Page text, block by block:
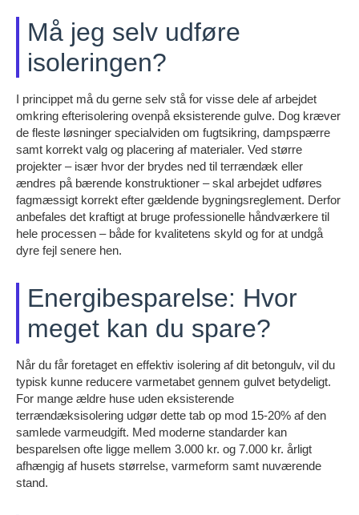
Må jeg selv udføre
isoleringen?
I princippet må du gerne selv stå for visse dele af arbejdet
omkring efterisolering ovenpå eksisterende gulve. Dog kræver
de fleste løsninger specialviden om fugtsikring, dampspærre
samt korrekt valg og placering af materialer. Ved større
projekter – især hvor der brydes ned til terrændæk eller
ændres på bærende konstruktioner – skal arbejdet udføres
fagmæssigt korrekt efter gældende bygningsreglement. Derfor
anbefales det kraftigt at bruge professionelle håndværkere til
hele processen – både for kvalitetens skyld og for at undgå
dyre fejl senere hen.
Energibesparelse: Hvor
meget kan du spare?
Når du får foretaget en effektiv isolering af dit betongulv, vil du
typisk kunne reducere varmetabet gennem gulvet betydeligt.
For mange ældre huse uden eksisterende
terrændæksisolering udgør dette tab op mod 15-20% af den
samlede varmeudgift. Med moderne standarder kan
besparelsen ofte ligge mellem 3.000 kr. og 7.000 kr. årligt
afhængig af husets størrelse, varmeform samt nuværende
stand.